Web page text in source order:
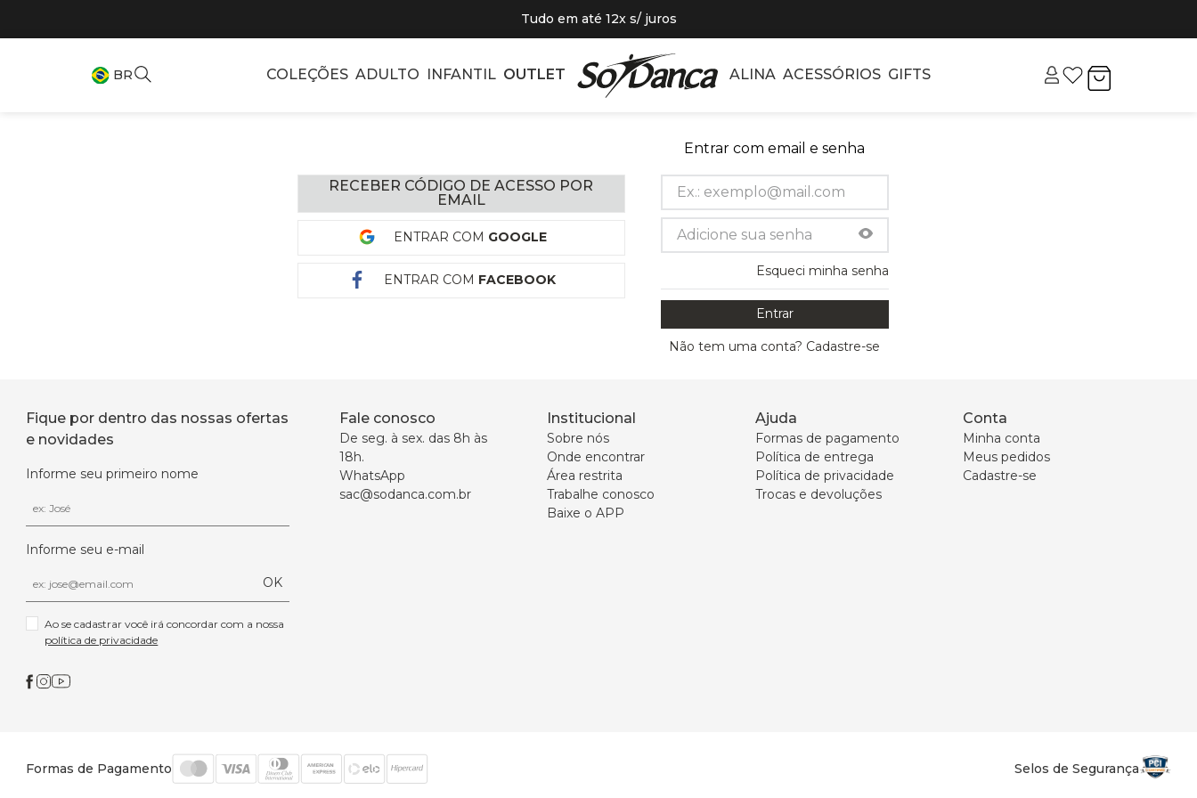
Tudo em até 12x s/ juros
BR COLEÇÕES ADULTO INFANTIL OUTLET ALINA ACESSÓRIOS GIFTS
RECEBER CÓDIGO DE ACESSO POR
EMAIL
ENTRAR COM GOOGLE
ENTRAR COM FACEBOOK
Entrar com email e senha
Esqueci minha senha
Entrar
Não tem uma conta? Cadastre-se
Fique por dentro das nossas ofertas
e novidades
Informe seu primeiro nome
Informe seu e-mail
OK
política de privacidade
Fale conosco
De seg. à sex. das 8h às
18h.
WhatsApp
sac@sodanca.com.br
Institucional
Sobre nós
Onde encontrar
Área restrita
Trabalhe conosco
Baixe o APP
Ajuda
Formas de pagamento
Política de entrega
Política de privacidade
Trocas e devoluções
Conta
Minha conta
Meus pedidos
Cadastre-se
Formas de Pagamento Selos de Segurança